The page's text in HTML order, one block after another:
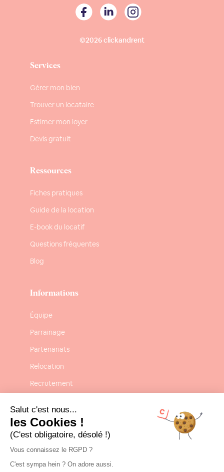
©2026 clickandrent
Services
Gérer mon bien
Trouver un locataire
Estimer mon loyer
Devis gratuit
Ressources
Fiches pratiques
Guide de la location
E-book du locatif
Questions fréquentes
Blog
Informations
Équipe
Parrainage
Partenariats
Relocation
Recrutement
Mentions légales
CGU-CGV
Contact
Salut c'est nous...
les Cookies !
(C'est obligatoire, désolé !)
Vous connaissez le RGPD ?
C'est sympa hein ? On adore aussi.